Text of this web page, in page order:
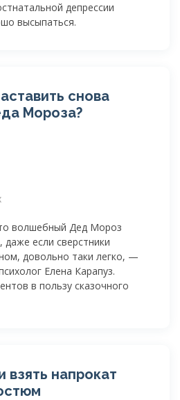
депрессии
высыпаться.
снова
Мороза?
волшебный Дед Мороз
даже если сверстники
довольно таки легко, —
Елена Карапуз.
в пользу сказочного
взять напрокат